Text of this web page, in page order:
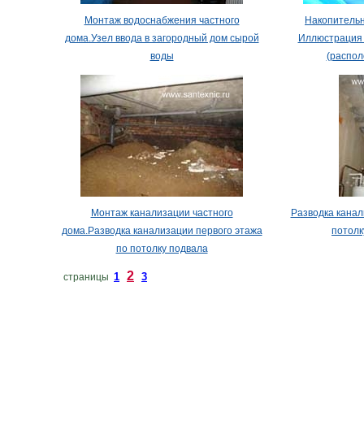
Монтаж водоснабжения частного
дома.Узел ввода в загородный дом сырой
воды
Монтаж канализации частного
дома.Разводка канализации первого этажа
по потолку подвала
Разводка
страницы 1 2 3